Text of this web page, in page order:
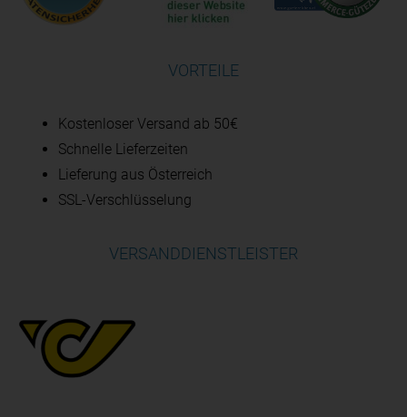
VORTEILE
Kostenloser Versand ab 50€
Schnelle Lieferzeiten
Lieferung aus Österreich
SSL-Verschlüsselung
VERSANDDIENSTLEISTER